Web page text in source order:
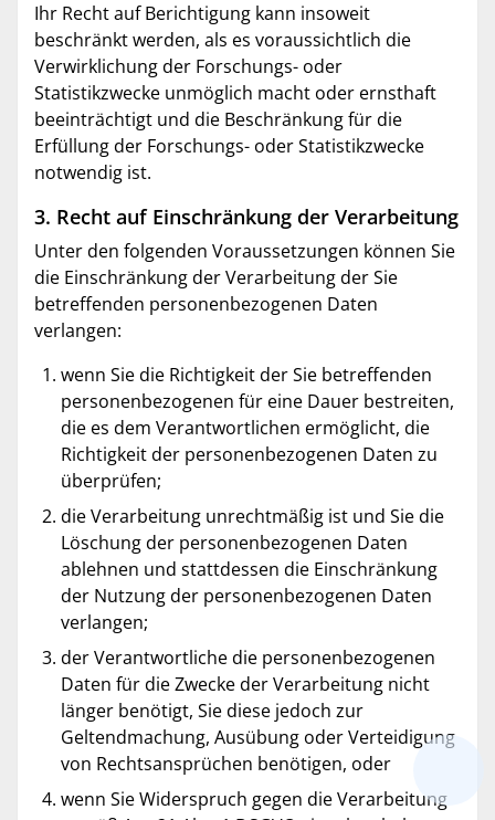
Ihr Recht auf Berichtigung kann insoweit
beschränkt werden, als es voraussichtlich die
Verwirklichung der Forschungs- oder
Statistikzwecke unmöglich macht oder ernsthaft
beeinträchtigt und die Beschränkung für die
Erfüllung der Forschungs- oder Statistikzwecke
notwendig ist.
3. Recht auf Einschränkung der Verarbeitung
Unter den folgenden Voraussetzungen können Sie
die Einschränkung der Verarbeitung der Sie
betreffenden personenbezogenen Daten
verlangen:
wenn Sie die Richtigkeit der Sie betreffenden
personenbezogenen für eine Dauer bestreiten,
die es dem Verantwortlichen ermöglicht, die
Richtigkeit der personenbezogenen Daten zu
überprüfen;
die Verarbeitung unrechtmäßig ist und Sie die
Löschung der personenbezogenen Daten
ablehnen und stattdessen die Einschränkung
der Nutzung der personenbezogenen Daten
verlangen;
der Verantwortliche die personenbezogenen
Daten für die Zwecke der Verarbeitung nicht
länger benötigt, Sie diese jedoch zur
Geltendmachung, Ausübung oder Verteidigung
von Rechtsansprüchen benötigen, oder
wenn Sie Widerspruch gegen die Verarbeitung